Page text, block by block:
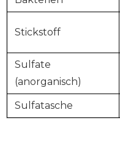
Stickstoff
Sulfate
(anorganisch)
Sulfatasche